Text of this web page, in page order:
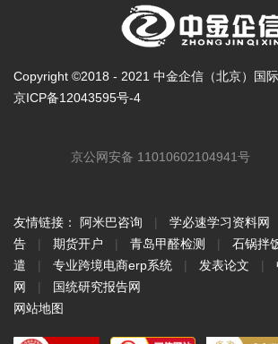
Copyright ©2018 - 2021 中金企信（北京）国
京ICP备12043595号-4
京公网安备 11010602104941号
友情链接： 阿米巴咨询 | 学必速学习资料网
告
| 期货开户 | 青岛甲醛检测 | 石锅拌
遣
| 专业跨境电商erp系统 | 发表论文 |
网
|
国统研究报告网
网站地图